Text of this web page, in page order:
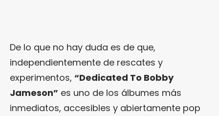
De lo que no hay duda es de que,
independientemente de rescates y
experimentos, “Dedicated To Bobby
Jameson” es uno de los álbumes más
inmediatos, accesibles y abiertamente pop